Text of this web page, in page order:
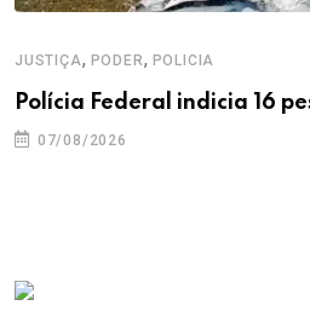
JUSTIÇA, PODER, POLICIA
Polícia Federal indicia 16
07/08/2026